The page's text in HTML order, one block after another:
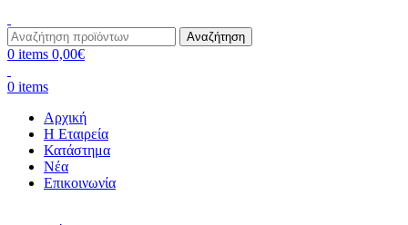
Αναζήτηση
0 items 0,00€
0 items
Αρχική
Η Εταιρεία
Κατάστημα
Νέα
Επικοινωνία